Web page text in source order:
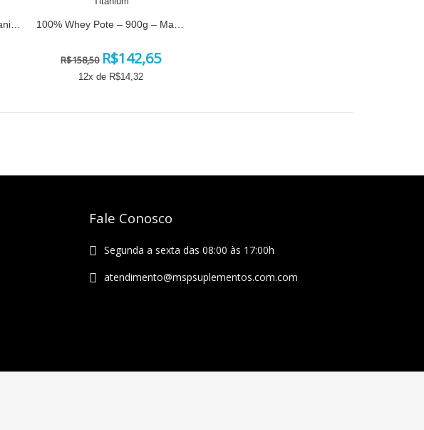
Blend Whey - 2kg - Max Titanium 100% Whey Pote – 900g – Max Titanium
R$158,50 R$142,65
12x de R$14,32
Fale Conosco
Segunda a sexta das 08:00 às 17:00h
atendimento@mspsuplementos.com.com